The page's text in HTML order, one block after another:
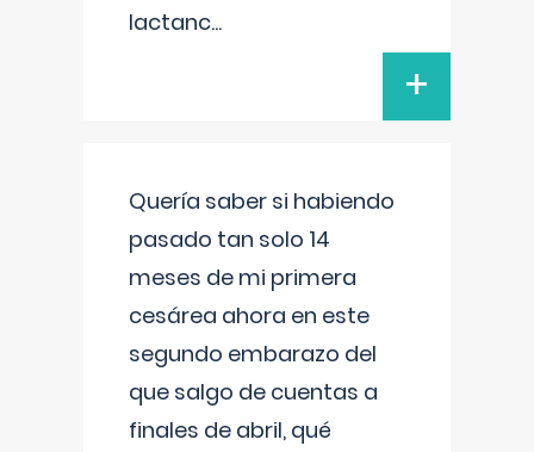
lactanc...
+
Quería saber si habiendo
pasado tan solo 14
meses de mi primera
cesárea ahora en este
segundo embarazo del
que salgo de cuentas a
finales de abril, qué